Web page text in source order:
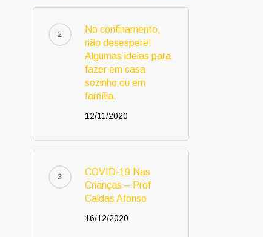
No confinamento,
não desespere!
Algumas ideias para
fazer em casa
sozinho ou em
família.
12/11/2020
COVID-19 Nas
Crianças – Prof
Caldas Afonso
16/12/2020